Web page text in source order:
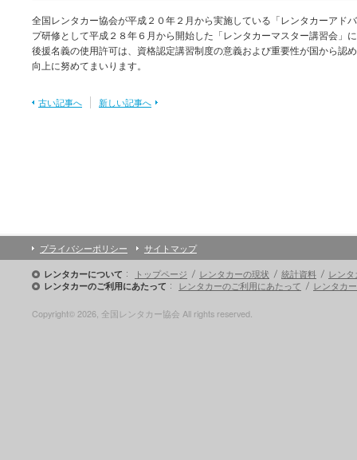
全国レンタカー協会が平成２０年２月から実施している「レンタカーア
プ研修として平成２８年６月から開始した「レンタカーマスター講習会
後援名義の使用許可は、資格認定講習制度の意義および重要性が国から
向上に努めてまいります。
古い記事へ 新しい記事へ
プライバシーポリシー サイトマップ
レンタカーについて トップページ レンタカーの現状 統計資料 レン
レンタカーのご利用にあたって レンタカーのご利用にあたって レンタカ
Copyright© 2026, 全国レンタカー協会 All rights reserved.